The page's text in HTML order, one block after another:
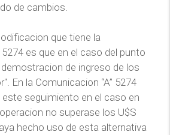
de cambios.
que tiene la
5274 es que en el caso del punto
de ingreso de los
En la Comunicacion “A” 5274
seguimiento en el caso en
no superase los U$S
hecho uso de esta alternativa